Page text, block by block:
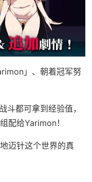
」、朝着冠军努
斗都可拿到经验值，
配给Yarimon！
迈针这个世界的真